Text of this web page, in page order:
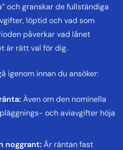
och granskar de fullständiga
löptid och vad som
påverkar vad lånet
är rätt val för dig.
igenom innan du ansöker:
Även om den nominella
och aviavgifter höja
noggrant: Är räntan fast